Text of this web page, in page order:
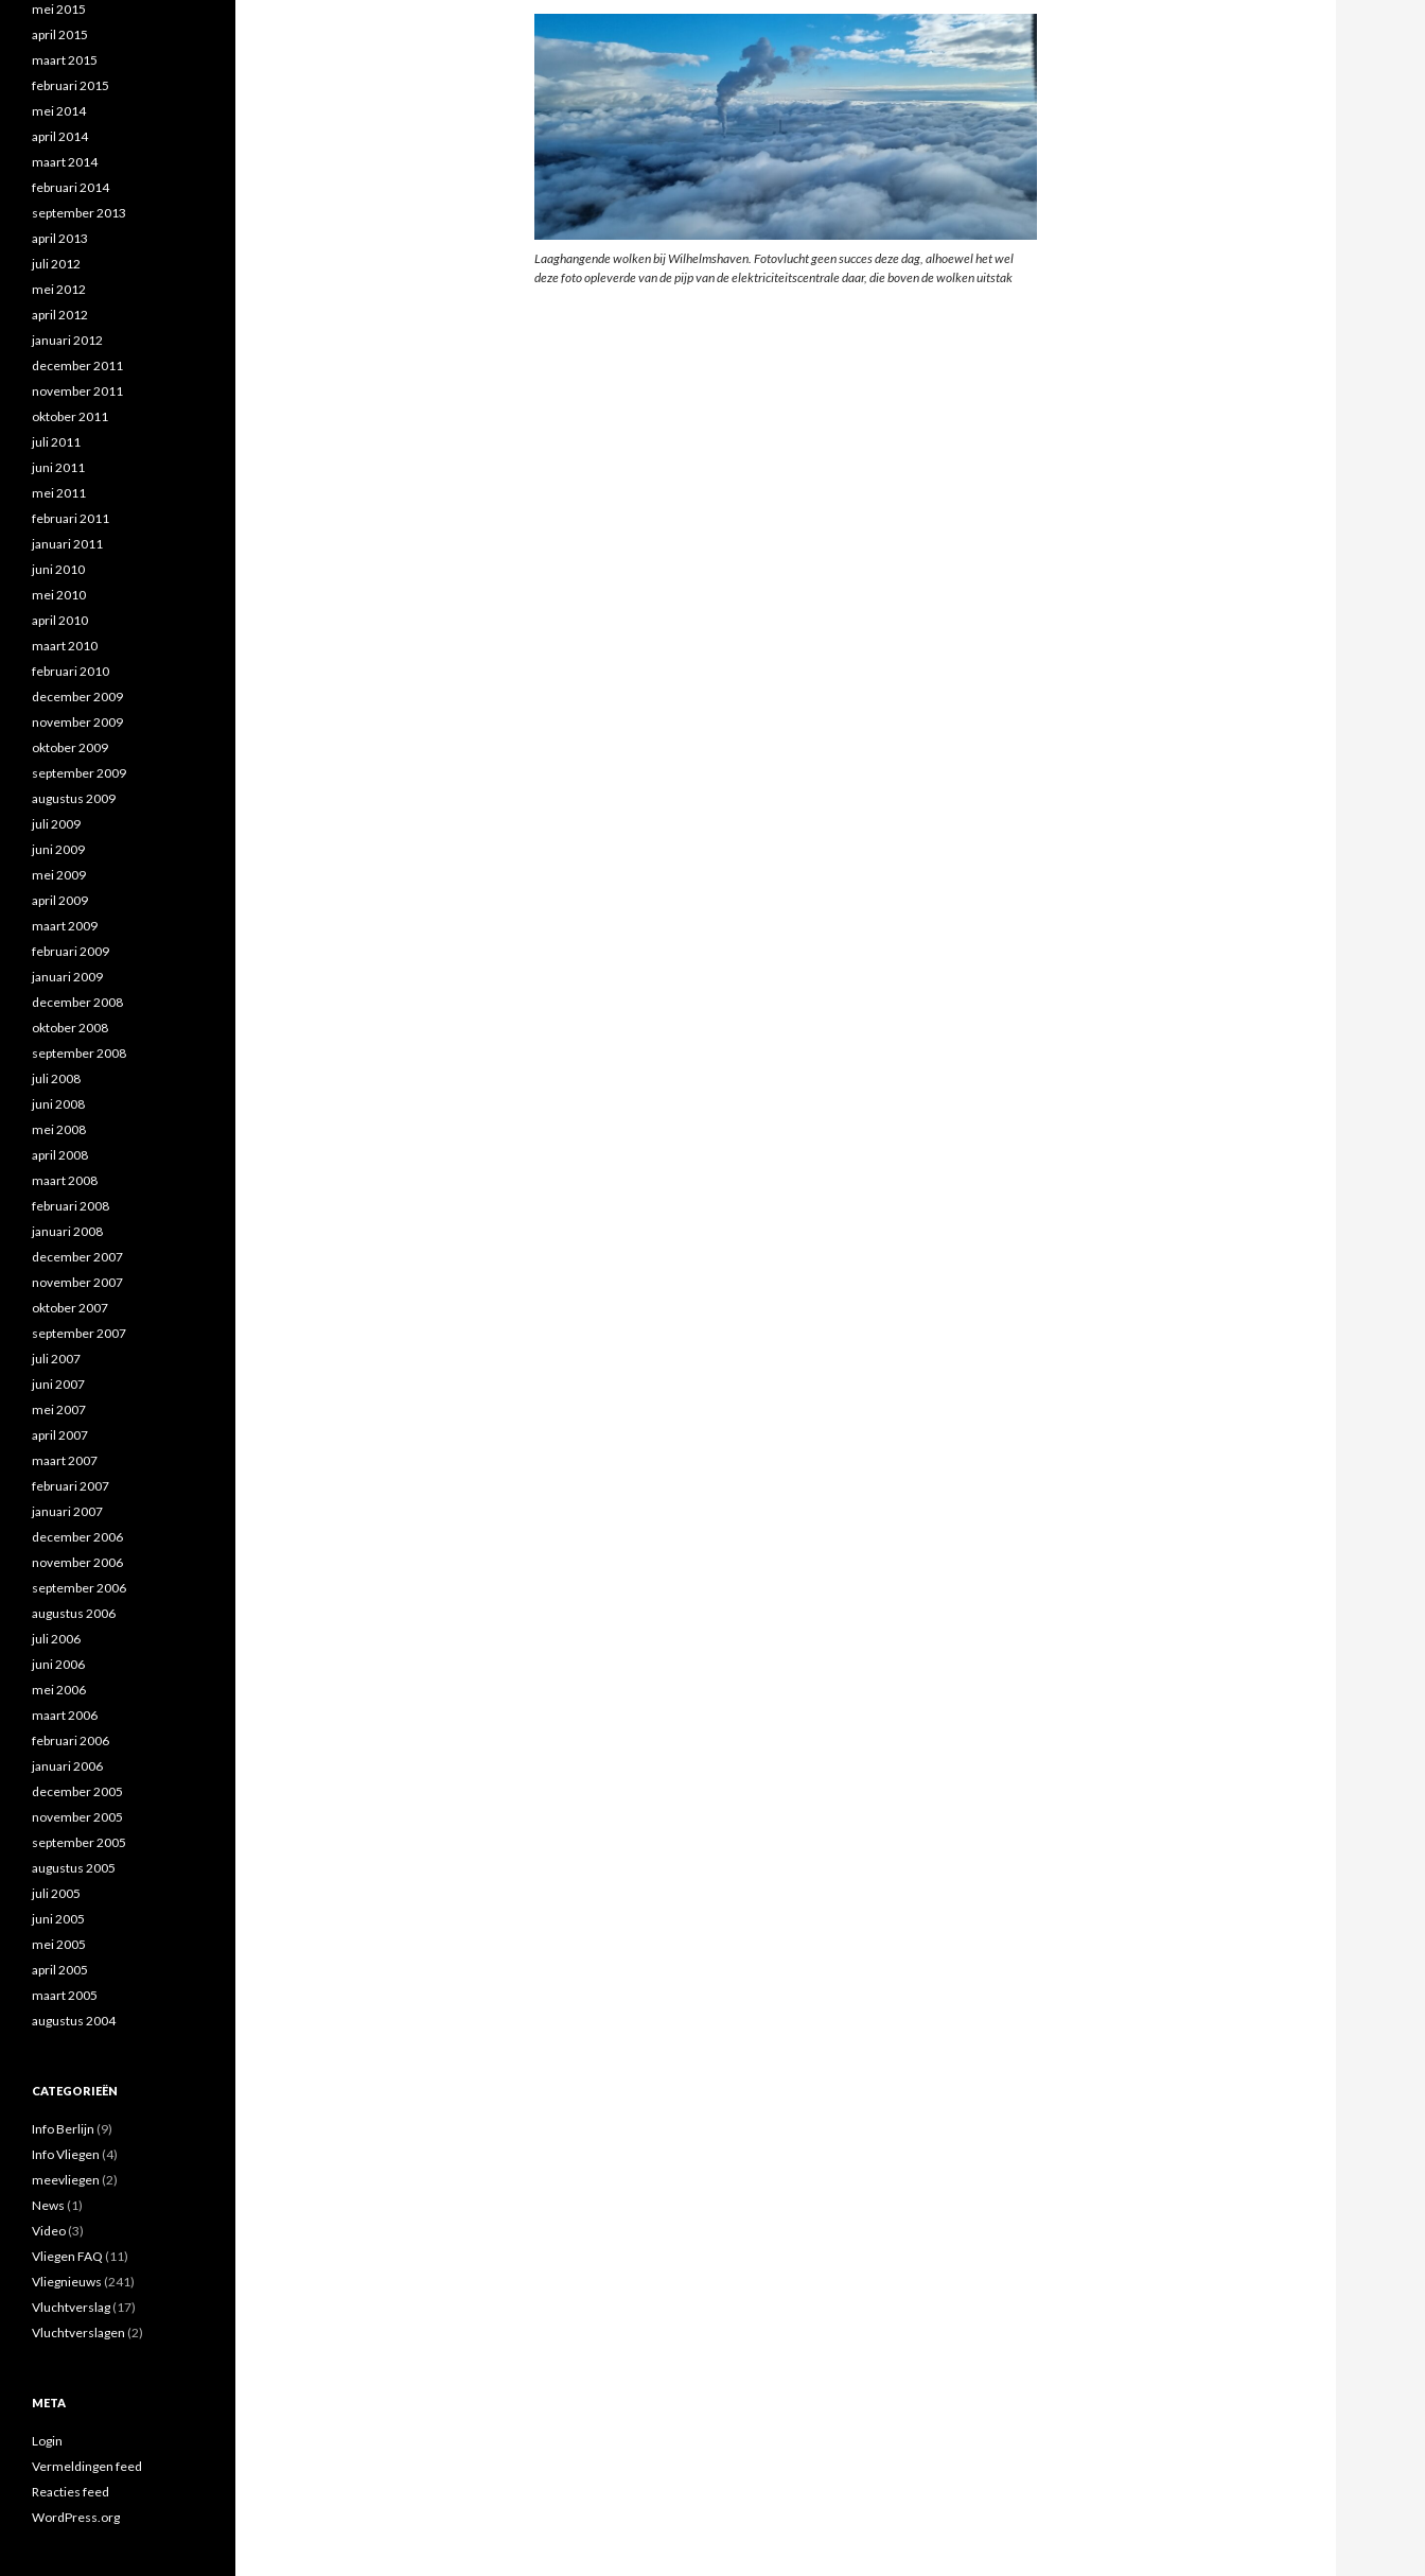
Laaghangende wolken bij Wilhelmshaven. Fotovlucht geen succes deze dag, alhoewel het wel
deze foto opleverde van de pijp van de elektriciteitscentrale daar, die boven de wolken uitstak
mei 2015
april 2015
maart 2015
februari 2015
mei 2014
april 2014
maart 2014
februari 2014
september 2013
april 2013
juli 2012
mei 2012
april 2012
januari 2012
december 2011
november 2011
oktober 2011
juli 2011
juni 2011
mei 2011
februari 2011
januari 2011
juni 2010
mei 2010
april 2010
maart 2010
februari 2010
december 2009
november 2009
oktober 2009
september 2009
augustus 2009
juli 2009
juni 2009
mei 2009
april 2009
maart 2009
februari 2009
januari 2009
december 2008
oktober 2008
september 2008
juli 2008
juni 2008
mei 2008
april 2008
maart 2008
februari 2008
januari 2008
december 2007
november 2007
oktober 2007
september 2007
juli 2007
juni 2007
mei 2007
april 2007
maart 2007
februari 2007
januari 2007
december 2006
november 2006
september 2006
augustus 2006
juli 2006
juni 2006
mei 2006
maart 2006
februari 2006
januari 2006
december 2005
november 2005
september 2005
augustus 2005
juli 2005
juni 2005
mei 2005
april 2005
maart 2005
augustus 2004
CATEGORIEËN
Info Berlijn (9)
Info Vliegen (4)
meevliegen (2)
News (1)
Video (3)
Vliegen FAQ (11)
Vliegnieuws (241)
Vluchtverslag (17)
Vluchtverslagen (2)
META
Login
Vermeldingen feed
Reacties feed
WordPress.org